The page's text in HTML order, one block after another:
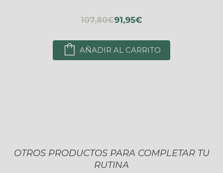
107,80€91,95€
AÑADIR AL CARRITO
OTROS PRODUCTOS PARA COMPLETAR TU
RUTINA